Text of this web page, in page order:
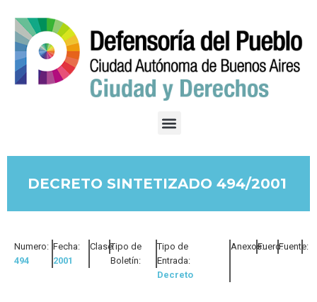
DECRETO SINTETIZADO 494/2001
Numero:
494
Fecha:
2001
Clase:Tipo de
Boletín:
Tipo de
Entrada:
Decreto
Anexos:Fuero:Fuente: